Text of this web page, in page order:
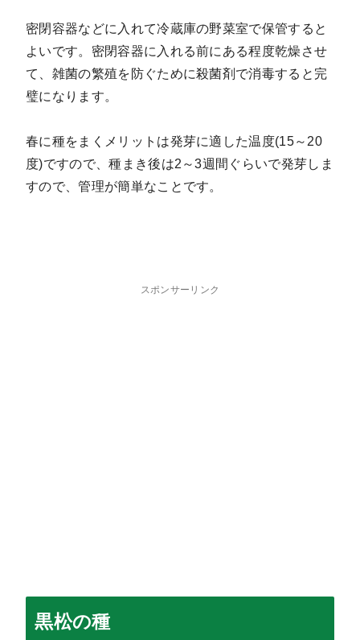
密閉容器などに入れて冷蔵庫の野菜室で保管すると
よいです。密閉容器に入れる前にある程度乾燥させ
て、雑菌の繁殖を防ぐために殺菌剤で消毒すると完
璧になります。
春に種をまくメリットは発芽に適した温度(15～20
度)ですので、種まき後は2～3週間ぐらいで発芽しま
すので、管理が簡単なことです。
スポンサーリンク
黒松の種